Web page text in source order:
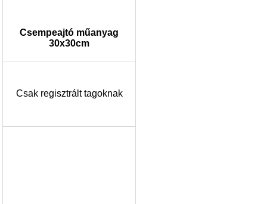
Csempeajtó műanyag
30x30cm
Csak regisztrált tagoknak